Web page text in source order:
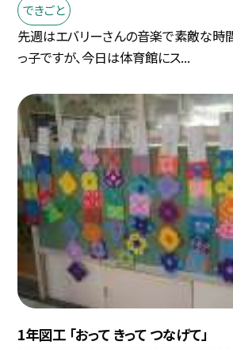
できごと
先週はエバリーさんの音楽で素敵な時
っ子ですが、今日は体育館にス...
1年図工 「おって きって つなげて」